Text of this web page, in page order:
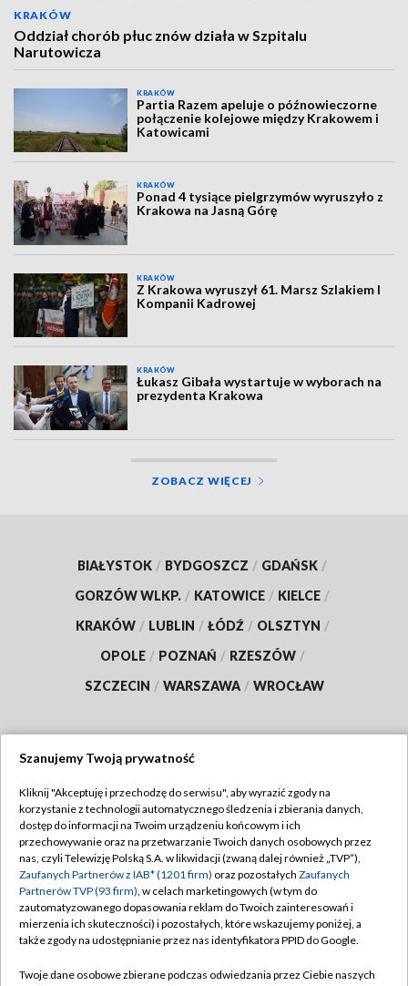
KRAKÓW
Oddział chorób płuc znów działa w Szpitalu
Narutowicza
KRAKÓW
Partia Razem apeluje o późnowieczorne
połączenie kolejowe między Krakowem i
Katowicami
KRAKÓW
Ponad 4 tysiące pielgrzymów wyruszyło z
Krakowa na Jasną Górę
KRAKÓW
Z Krakowa wyruszył 61. Marsz Szlakiem I
Kompanii Kadrowej
KRAKÓW
Łukasz Gibała wystartuje w wyborach na
prezydenta Krakowa
ZOBACZ WIĘCEJ
BIAŁYSTOK / BYDGOSZCZ / GDAŃSK /
GORZÓW WLKP. / KATOWICE / KIELCE /
KRAKÓW / LUBLIN / ŁÓDŹ / OLSZTYN /
OPOLE / POZNAŃ / RZESZÓW /
SZCZECIN / WARSZAWA / WROCŁAW
TVP
Abonament TVP
Emisja w TVP
Centrum informacji TVP
Naziemna Telewizja Cyfrowa
Regulamin TVP
Polityka prywatności
Moje zgody
Pomoc
Szanujemy Twoją prywatność
Kliknij "Akceptuję i przechodzę do serwisu", aby wyrazić zgody na
korzystanie z technologii automatycznego śledzenia i zbierania danych,
dostęp do informacji na Twoim urządzeniu końcowym i ich
przechowywanie oraz na przetwarzanie Twoich danych osobowych przez
nas, czyli Telewizję Polską S.A. w likwidacji (zwaną dalej również „TVP”),
Zaufanych Partnerów z IAB* (1201 firm) oraz pozostałych Zaufanych
Partnerów TVP (93 firm), w celach marketingowych (w tym do
zautomatyzowanego dopasowania reklam do Twoich zainteresowań i
mierzenia ich skuteczności) i pozostałych, które wskazujemy poniżej, a
także zgody na udostępnianie przez nas identyfikatora PPID do Google.
Twoje dane osobowe zbierane podczas odwiedzania przez Ciebie naszych